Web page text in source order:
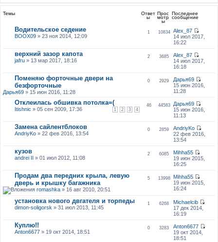
Темы Ответ
ы
Прос
мотр
ы
Последнее
сообщение
Водительское седение
BOOX09» 23 ноя 2014, 12:09
1 10834
Alex_87
14 июл 2017,
16:22
верхний зазор капота
jafru» 13 мар 2017, 18:16
2 3685
Alex_87
14 июл 2017,
16:18
Поменяю форточные двери на
безфорточные
Дарья69» 15 июн 2016, 11:28
0 2929
Дарья69
15 июн 2016,
11:28
Отклеилась обшивка потолка=(
1 2 3 4
Itishnic » 05 сен 2009, 17:36
46 44583
Дарья69
15 июн 2016,
11:13
Замена сайлентблоков
AndriyKo» 22 фев 2016, 13:54
0 2859
AndriyKo
22 фев 2016,
13:54
кузов
andrei II » 01 июл 2012, 11:08
2 6085
Mihha55
19 июн 2015,
16:25
Продам два передних крыла, левую
дверь и крышку багажника
romashka» 16 авг 2010, 20:51
5 13998
Mihha55
19 июн 2015,
16:24
установка нового двгателя и торпеды
dimon-soligorsk » 31 июл 2013, 11:45
1 6268
Michaelcib
17 дек 2014,
16:19
Куплю!!
Anton6677» 19 окт 2014, 18:51
0 3283
Anton6677
19 окт 2014,
18:51